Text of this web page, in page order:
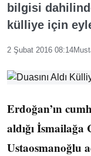
bilgisi
külliye için
2 Şubat 2016 08:14
Erdoğan’ın
aldığı
Ustaosmanoğlu